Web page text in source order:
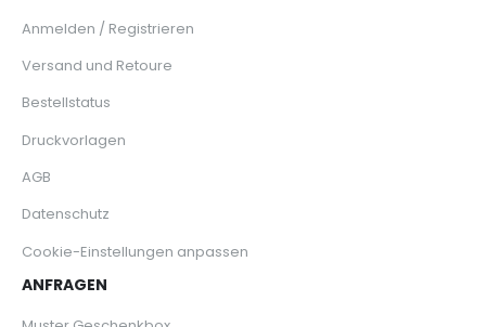
Anmelden / Registrieren
Versand und Retoure
Bestellstatus
Druckvorlagen
AGB
Datenschutz
Cookie-Einstellungen anpassen
ANFRAGEN